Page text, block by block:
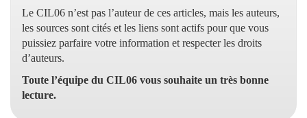
Le CIL06 n’est pas l’auteur de ces articles, mais les auteurs,
les sources sont cités et les liens sont actifs pour que vous
puissiez parfaire votre information et respecter les droits
d’auteurs.
Toute l’équipe du CIL06 vous souhaite un très bonne
lecture.